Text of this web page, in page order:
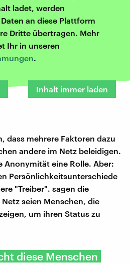
ladet, werden
an diese Plattform
Dritte übertragen. Mehr
Ihr in unseren
.
Inhalt immer laden
dass mehrere Faktoren dazu
andere im Netz beleidigen.
Anonymität eine Rolle. Aber:
Persönlichkeitsunterschiede
"Treiber". sagen die
seien Menschen, die
um ihren Status zu
diese Menschen